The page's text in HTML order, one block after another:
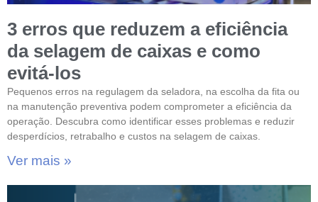
3 erros que reduzem a eficiência
da selagem de caixas e como
evitá-los
Pequenos erros na regulagem da seladora, na escolha da fita ou
na manutenção preventiva podem comprometer a eficiência da
operação. Descubra como identificar esses problemas e reduzir
desperdícios, retrabalho e custos na selagem de caixas.
Ver mais »